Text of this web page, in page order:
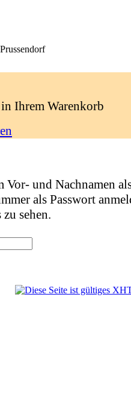
Ihrem Warenkorb
und Nachnamen
als Passwort
sehen.